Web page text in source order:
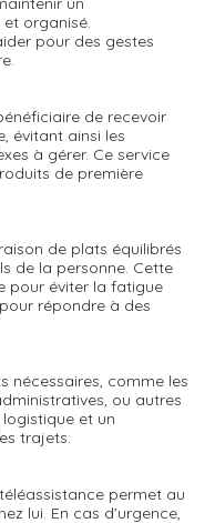
organisé.
pour des gestes
de recevoir
évitant ainsi les
à gérer. Ce service
de première
de plats équilibrés
de la personne. Cette
pour éviter la fatigue
répondre à des
nécessaires, comme les
ou autres
et un
trajets.
permet au
lui. En cas d’urgence,